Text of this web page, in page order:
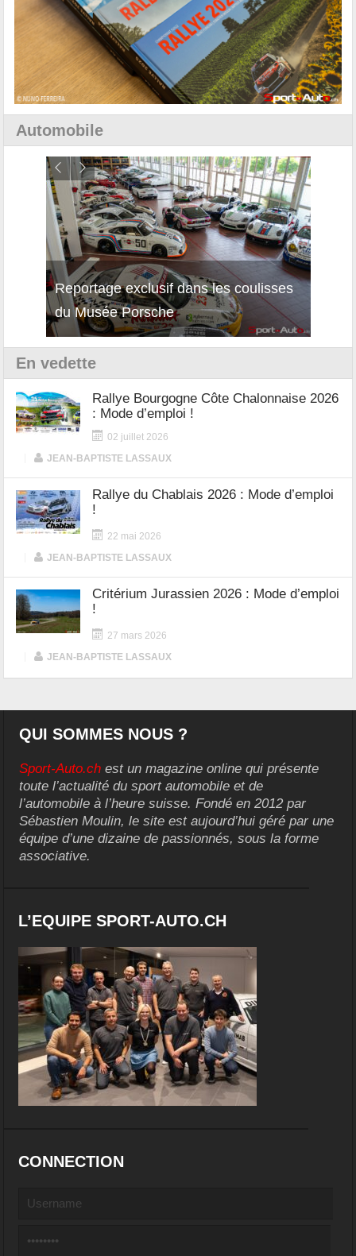
Automobile
Reportage exclusif dans les coulisses
du Musée Porsche
Découverte de la nouvelle Ferrari
12Cilindri Manuale
En vedette
Rallye Bourgogne Côte Chalonnaise 2026
: Mode d’emploi !
02 juillet 2026
JEAN-BAPTISTE LASSAUX
Rallye du Chablais 2026 : Mode d’emploi
!
22 mai 2026
JEAN-BAPTISTE LASSAUX
Critérium Jurassien 2026 : Mode d’emploi
!
27 mars 2026
JEAN-BAPTISTE LASSAUX
QUI SOMMES NOUS ?
Sport-Auto.ch est un magazine online qui présente
toute l’actualité du sport automobile et de
l’automobile à l’heure suisse. Fondé en 2012 par
Sébastien Moulin, le site est aujourd’hui géré par une
équipe d’une dizaine de passionnés, sous la forme
associative.
L’EQUIPE SPORT-AUTO.CH
CONNECTION